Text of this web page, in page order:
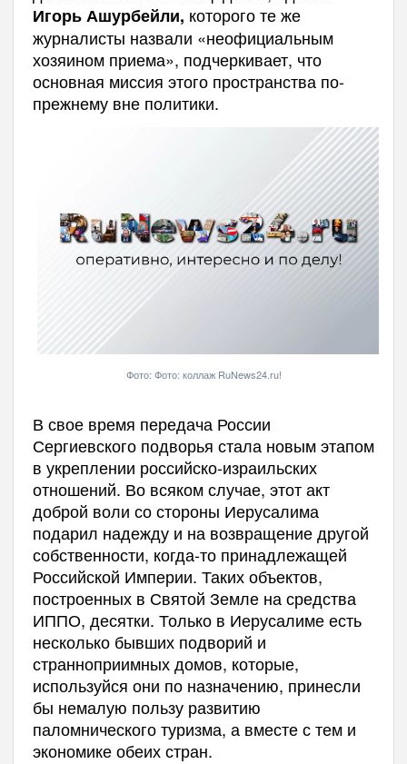
Игорь Ашурбейли, которого те же
журналисты назвали «неофициальным
хозяином приема», подчеркивает, что
основная миссия этого пространства по-
прежнему вне политики.
Фото: Фото: коллаж RuNews24.ru!
В свое время передача России
Сергиевского подворья стала новым этапом
в укреплении российско-израильских
отношений. Во всяком случае, этот акт
доброй воли со стороны Иерусалима
подарил надежду и на возвращение другой
собственности, когда-то принадлежащей
Российской Империи. Таких объектов,
построенных в Святой Земле на средства
ИППО, десятки. Только в Иерусалиме есть
несколько бывших подворий и
странноприимных домов, которые,
используйся они по назначению, принесли
бы немалую пользу развитию
паломнического туризма, а вместе с тем и
экономике обеих стран.